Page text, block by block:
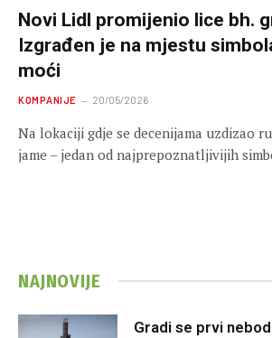
Novi Lidl promijenio lice bh.
Izgrađen je na mjestu
moći
KOMPANIJE 20/05/2026
Na lokaciji gdje se decenijama uzdizao
jame – jedan od najprepoznatljivijih
NAJNOVIJE
Gradi se prvi